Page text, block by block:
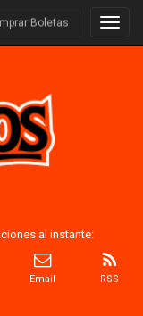
Boletas
al instante:
Email RSS